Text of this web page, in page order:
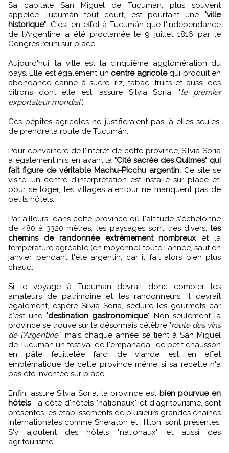
Sa capitale San Miguel de Tucumán, plus souvent
appelée Tucumán tout court, est pourtant une "ville
historique". C'est en effet à Tucumán que l'indépendance
de l'Argentine a été proclamée le 9 juillet 1816 par le
Congrès réuni sur place.
Aujourd'hui, la ville est la cinquième agglomération du
pays. Elle est également un centre agricole qui produit en
abondance canne à sucre, riz, tabac, fruits et aussi des
citrons dont elle est, assure Silvia Soria, "le premier
exportateur mondial".
Ces pépites agricoles ne justifieraient pas, à elles seules,
de prendre la route de Tucumán.
Pour convaincre de l'intérêt de cette province, Silvia Soria
a également mis en avant la"Cité sacrée des Quilmes" qui
fait figure de véritable Machu-Picchu argentin. Ce site se
visite, un centre d'interprétation est installé sur place et,
pour se loger, les villages alentour ne manquent pas de
petits hôtels.
Par ailleurs, dans cette province où l'altitude s'échelonne
de 480 à 3320 mètres, les paysages sont très divers, les
chemins de randonnée extrêmement nombreux et la
température agréable (en moyenne) toute l'année, sauf en
janvier, pendant l'été argentin, car il fait alors bien plus
chaud.
Si le voyage à Tucumán devrait donc combler les
amateurs de patrimoine et les randonneurs, il devrait
également, espère Silvia Soria, séduire les gourmets car
c'est une "destination gastronomique". Non seulement la
province se trouve sur la désormais célèbre "route des vins
de l'Argentine", mais chaque année se tient à San Miguel
de Tucumán un festival de l'empanada : ce petit chausson
en pâte feuilletée farci de viande est en effet
emblématique de cette province même si sa recette n'a
pas été inventée sur place.
Enfin, assure Silvia Soria, la province est bien pourvue en
hôtels: à côté d'hôtels "nationaux" et d'agritourisme, sont
présentes les établissements de plusieurs grandes chaînes
internationales comme Sheraton et Hilton. sont présentes.
S'y ajoutent des hôtels "nationaux" et aussi des
agritourisme.